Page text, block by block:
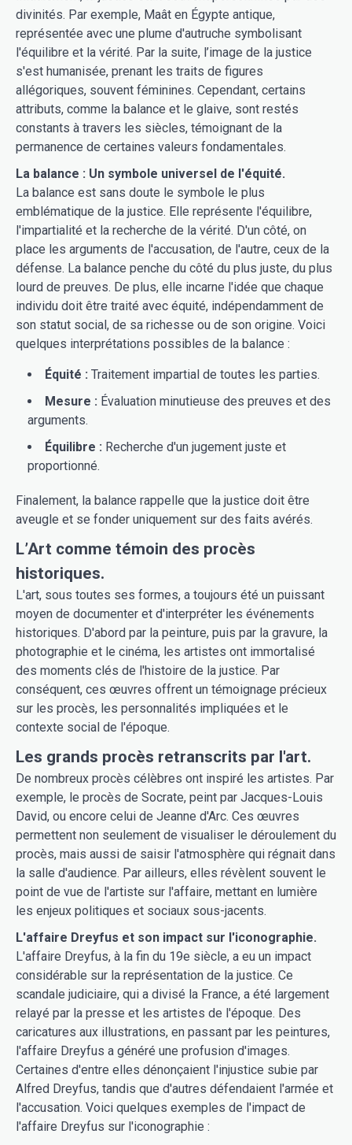
divinités. Par exemple, Maât en Égypte antique,
représentée avec une plume d'autruche symbolisant
l'équilibre et la vérité. Par la suite, l’image de la justice
s'est humanisée, prenant les traits de figures
allégoriques, souvent féminines. Cependant, certains
attributs, comme la balance et le glaive, sont restés
constants à travers les siècles, témoignant de la
permanence de certaines valeurs fondamentales.
La balance : Un symbole universel de l'équité.
La balance est sans doute le symbole le plus
emblématique de la justice. Elle représente l'équilibre,
l'impartialité et la recherche de la vérité. D'un côté, on
place les arguments de l'accusation, de l'autre, ceux de la
défense. La balance penche du côté du plus juste, du plus
lourd de preuves. De plus, elle incarne l'idée que chaque
individu doit être traité avec équité, indépendamment de
son statut social, de sa richesse ou de son origine. Voici
quelques interprétations possibles de la balance :
Équité : Traitement impartial de toutes les parties.
Mesure : Évaluation minutieuse des preuves et des
arguments.
Équilibre : Recherche d'un jugement juste et
proportionné.
Finalement, la balance rappelle que la justice doit être
aveugle et se fonder uniquement sur des faits avérés.
L’Art comme témoin des procès
historiques.
L'art, sous toutes ses formes, a toujours été un puissant
moyen de documenter et d'interpréter les événements
historiques. D'abord par la peinture, puis par la gravure, la
photographie et le cinéma, les artistes ont immortalisé
des moments clés de l'histoire de la justice. Par
conséquent, ces œuvres offrent un témoignage précieux
sur les procès, les personnalités impliquées et le
contexte social de l'époque.
Les grands procès retranscrits par l'art.
De nombreux procès célèbres ont inspiré les artistes. Par
exemple, le procès de Socrate, peint par Jacques-Louis
David, ou encore celui de Jeanne d'Arc. Ces œuvres
permettent non seulement de visualiser le déroulement du
procès, mais aussi de saisir l'atmosphère qui régnait dans
la salle d'audience. Par ailleurs, elles révèlent souvent le
point de vue de l'artiste sur l'affaire, mettant en lumière
les enjeux politiques et sociaux sous-jacents.
L'affaire Dreyfus et son impact sur l'iconographie.
L'affaire Dreyfus, à la fin du 19e siècle, a eu un impact
considérable sur la représentation de la justice. Ce
scandale judiciaire, qui a divisé la France, a été largement
relayé par la presse et les artistes de l'époque. Des
caricatures aux illustrations, en passant par les peintures,
l'affaire Dreyfus a généré une profusion d'images.
Certaines d'entre elles dénonçaient l'injustice subie par
Alfred Dreyfus, tandis que d'autres défendaient l'armée et
l'accusation. Voici quelques exemples de l'impact de
l'affaire Dreyfus sur l'iconographie :